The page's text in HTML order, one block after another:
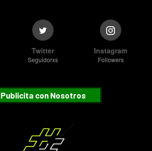
Twitter
Seguidorxs
Instagram
Followers
Publicita con Nosotros